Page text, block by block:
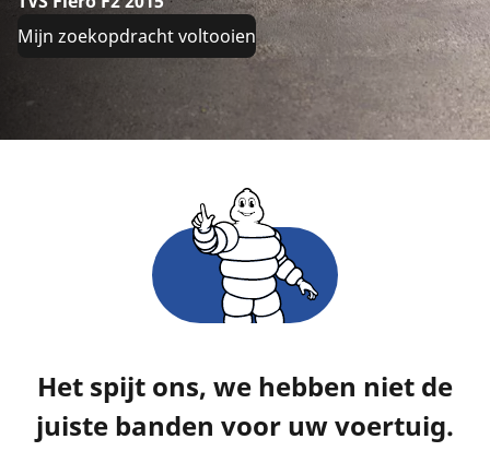
Mijn zoekopdracht voltooien
Het spijt ons, we hebben niet de
juiste banden voor uw voertuig.